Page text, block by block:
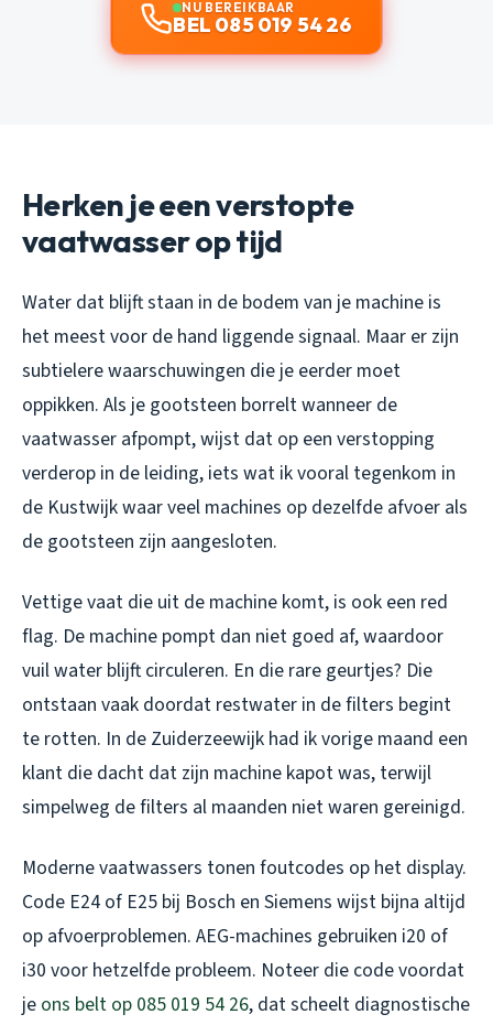
NU BEREIKBAAR
BEL 085 019 54 26
Herken je een verstopte
vaatwasser op tijd
Water dat blijft staan in de bodem van je machine is
het meest voor de hand liggende signaal. Maar er zijn
subtielere waarschuwingen die je eerder moet
oppikken. Als je gootsteen borrelt wanneer de
vaatwasser afpompt, wijst dat op een verstopping
verderop in de leiding, iets wat ik vooral tegenkom in
de Kustwijk waar veel machines op dezelfde afvoer als
de gootsteen zijn aangesloten.
Vettige vaat die uit de machine komt, is ook een red
flag. De machine pompt dan niet goed af, waardoor
vuil water blijft circuleren. En die rare geurtjes? Die
ontstaan vaak doordat restwater in de filters begint
te rotten. In de Zuiderzeewijk had ik vorige maand een
klant die dacht dat zijn machine kapot was, terwijl
simpelweg de filters al maanden niet waren gereinigd.
Moderne vaatwassers tonen foutcodes op het display.
Code E24 of E25 bij Bosch en Siemens wijst bijna altijd
op afvoerproblemen. AEG-machines gebruiken i20 of
i30 voor hetzelfde probleem. Noteer die code voordat
je ons belt op 085 019 54 26, dat scheelt diagnostische